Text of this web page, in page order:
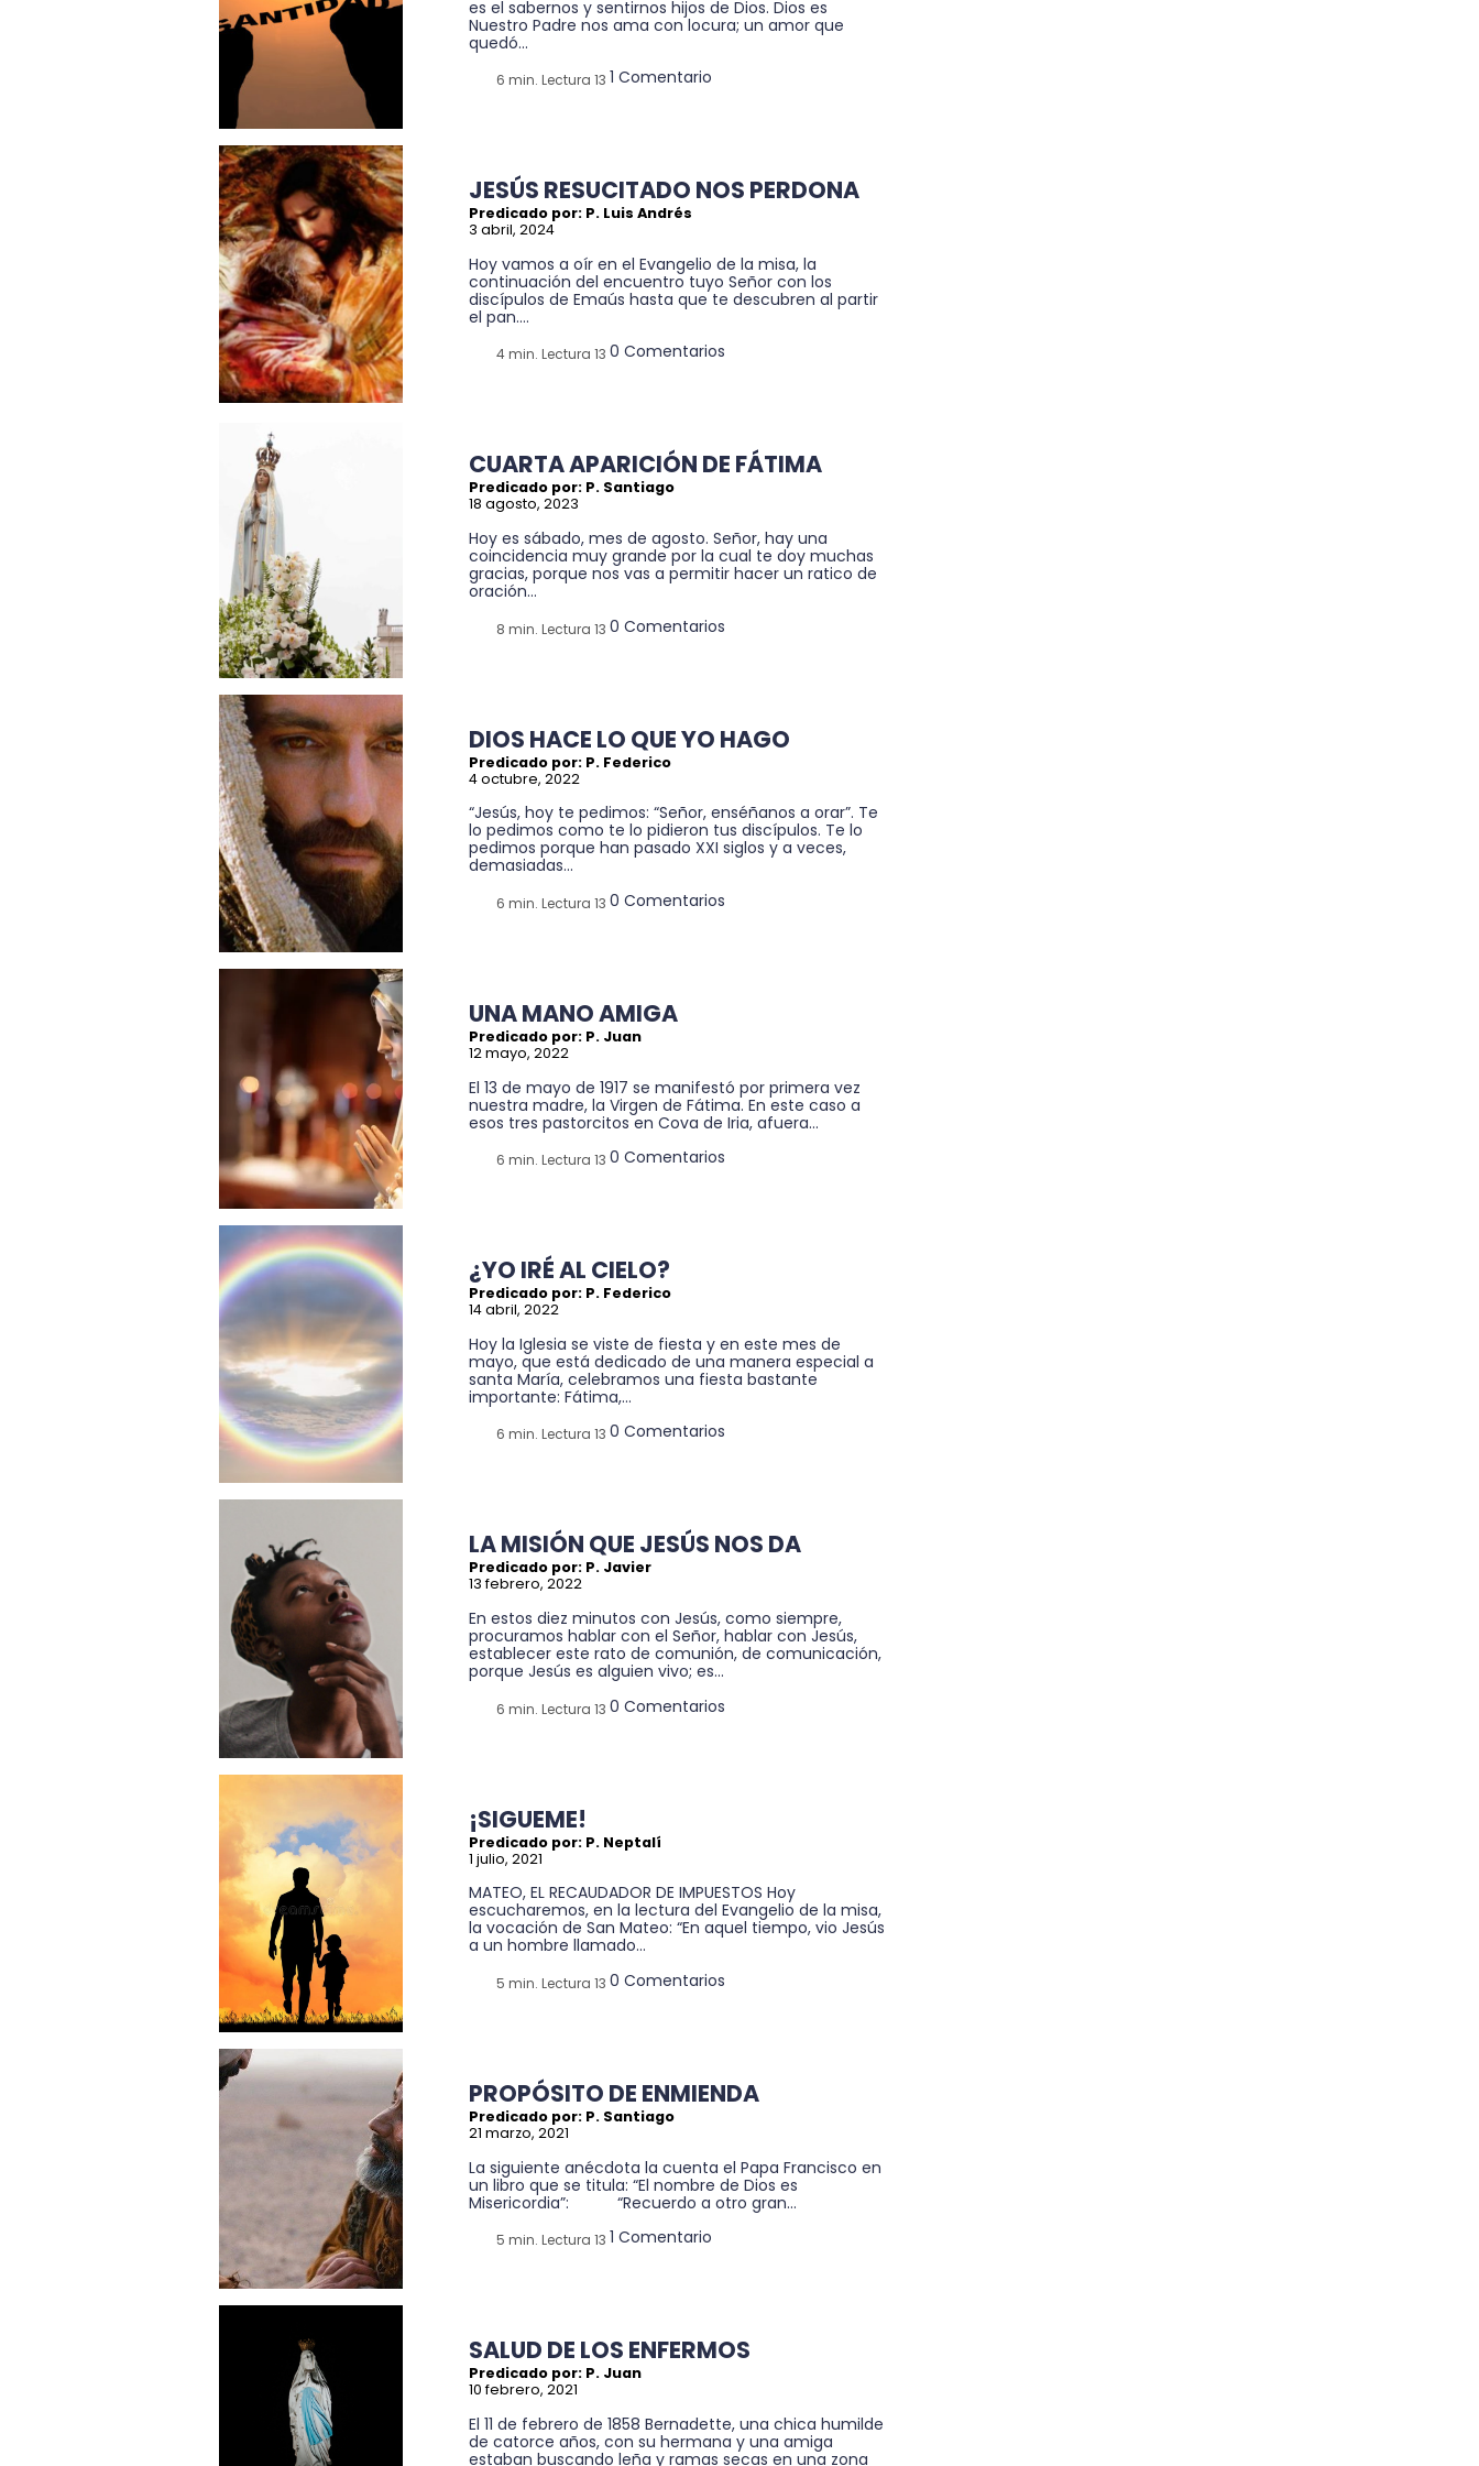
es el sabernos y sentirnos hijos de Dios. Dios es
Nuestro Padre nos ama con locura; un amor que
quedó...
6 min. Lectura 13 1 Comentario
JESÚS RESUCITADO NOS PERDONA
Predicado por: P. Luis Andrés
3 abril, 2024
Hoy vamos a oír en el Evangelio de la misa, la
continuación del encuentro tuyo Señor con los
discípulos de Emaús hasta que te descubren al partir
el pan....
4 min. Lectura 13 0 Comentarios
CUARTA APARICIÓN DE FÁTIMA
Predicado por: P. Santiago
18 agosto, 2023
Hoy es sábado, mes de agosto. Señor, hay una
coincidencia muy grande por la cual te doy muchas
gracias, porque nos vas a permitir hacer un ratico de
oración...
8 min. Lectura 13 0 Comentarios
DIOS HACE LO QUE YO HAGO
Predicado por: P. Federico
4 octubre, 2022
“Jesús, hoy te pedimos: “Señor, enséñanos a orar”. Te
lo pedimos como te lo pidieron tus discípulos. Te lo
pedimos porque han pasado XXI siglos y a veces,
demasiadas...
6 min. Lectura 13 0 Comentarios
UNA MANO AMIGA
Predicado por: P. Juan
12 mayo, 2022
El 13 de mayo de 1917 se manifestó por primera vez
nuestra madre, la Virgen de Fátima. En este caso a
esos tres pastorcitos en Cova de Iria, afuera...
6 min. Lectura 13 0 Comentarios
¿YO IRÉ AL CIELO?
Predicado por: P. Federico
14 abril, 2022
Hoy la Iglesia se viste de fiesta y en este mes de
mayo, que está dedicado de una manera especial a
santa María, celebramos una fiesta bastante
importante: Fátima,...
6 min. Lectura 13 0 Comentarios
LA MISIÓN QUE JESÚS NOS DA
Predicado por: P. Javier
13 febrero, 2022
En estos diez minutos con Jesús, como siempre,
procuramos hablar con el Señor, hablar con Jesús,
establecer este rato de comunión, de comunicación,
porque Jesús es alguien vivo; es...
6 min. Lectura 13 0 Comentarios
¡SIGUEME!
Predicado por: P. Neptalí
1 julio, 2021
MATEO, EL RECAUDADOR DE IMPUESTOS Hoy
escucharemos, en la lectura del Evangelio de la misa,
la vocación de San Mateo: “En aquel tiempo, vio Jesús
a un hombre llamado...
5 min. Lectura 13 0 Comentarios
PROPÓSITO DE ENMIENDA
Predicado por: P. Santiago
21 marzo, 2021
La siguiente anécdota la cuenta el Papa Francisco en
un libro que se titula: “El nombre de Dios es
Misericordia”: “Recuerdo a otro gran...
5 min. Lectura 13 1 Comentario
SALUD DE LOS ENFERMOS
Predicado por: P. Juan
10 febrero, 2021
El 11 de febrero de 1858 Bernadette, una chica humilde
de catorce años, con su hermana y una amiga
estaban buscando leña y ramas secas en una zona